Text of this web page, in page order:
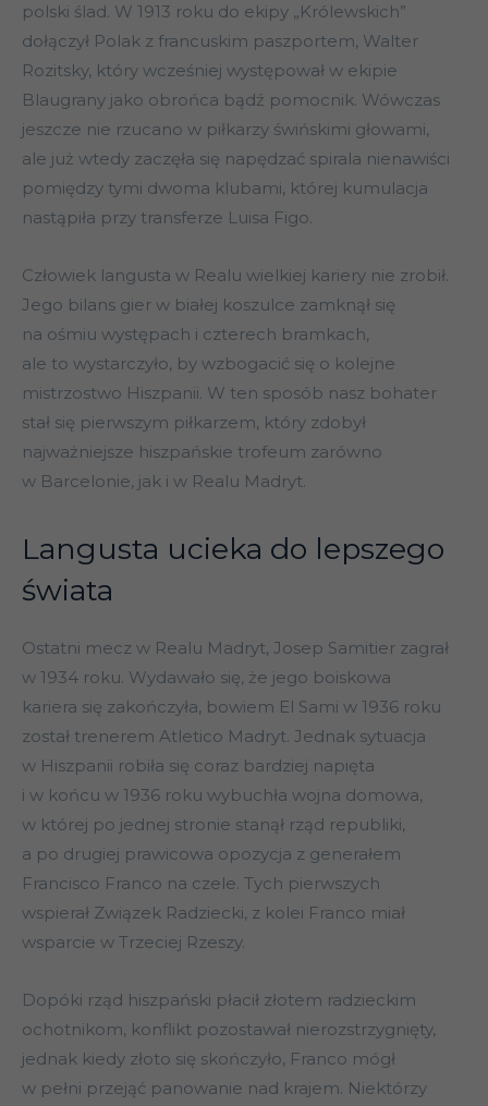
polski ślad. W 1913 roku do ekipy „Królewskich”
dołączył Polak z francuskim paszportem, Walter
Rozitsky, który wcześniej występował w ekipie
Blaugrany jako obrońca bądź pomocnik. Wówczas
jeszcze nie rzucano w piłkarzy świńskimi głowami,
ale już wtedy zaczęła się napędzać spirala nienawiści
pomiędzy tymi dwoma klubami, której kumulacja
nastąpiła przy transferze Luisa Figo.
Człowiek langusta w Realu wielkiej kariery nie zrobił.
Jego bilans gier w białej koszulce zamknął się
na ośmiu występach i czterech bramkach,
ale to wystarczyło, by wzbogacić się o kolejne
mistrzostwo Hiszpanii. W ten sposób nasz bohater
stał się pierwszym piłkarzem, który zdobył
najważniejsze hiszpańskie trofeum zarówno
w Barcelonie, jak i w Realu Madryt.
Langusta ucieka do lepszego
świata
Ostatni mecz w Realu Madryt, Josep Samitier zagrał
w 1934 roku. Wydawało się, że jego boiskowa
kariera się zakończyła, bowiem El Sami w 1936 roku
został trenerem Atletico Madryt. Jednak sytuacja
w Hiszpanii robiła się coraz bardziej napięta
i w końcu w 1936 roku wybuchła wojna domowa,
w której po jednej stronie stanął rząd republiki,
a po drugiej prawicowa opozycja z generałem
Francisco Franco na czele. Tych pierwszych
wspierał Związek Radziecki, z kolei Franco miał
wsparcie w Trzeciej Rzeszy.
Dopóki rząd hiszpański płacił złotem radzieckim
ochotnikom, konflikt pozostawał nierozstrzygnięty,
jednak kiedy złoto się skończyło, Franco mógł
w pełni przejąć panowanie nad krajem. Niektórzy